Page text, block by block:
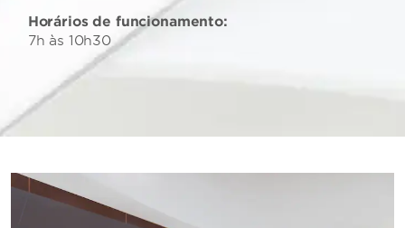
Horários de funcionamento:
7h às 10h30